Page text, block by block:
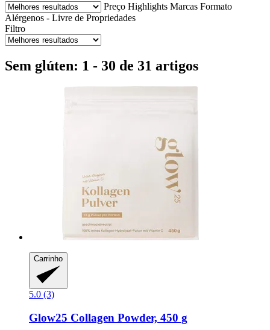
Preço Highlights Marcas Formato
Alérgenos - Livre de Propriedades
Filtro
Sem glúten: 1 - 30 de 31 artigos
Carrinho
5.0 (3)
Glow25 Collagen Powder, 450 g